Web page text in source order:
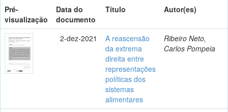
Pré-
visualização
Data do
documento
Título Autor(es)
2-dez-2021
A reascensão
da extrema
direita entre
representações
políticas dos
sistemas
alimentares
Ribeiro Neto,
Carlos Pompeia